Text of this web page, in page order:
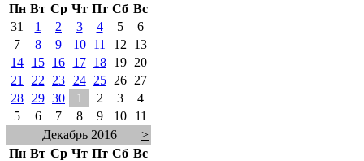
Пн Вт Ср Чт Пт Сб Вс
31
1 2 3 4 5
6
7
8 9 10 11 12
13
14
15 16 17 18 19
20
21
22 23 24 25 26
27
28
29 30 1 2 3
4
5
6 7 8 9 10
11
Декабрь 2016
>
Пн Вт Ср Чт Пт Сб Вс